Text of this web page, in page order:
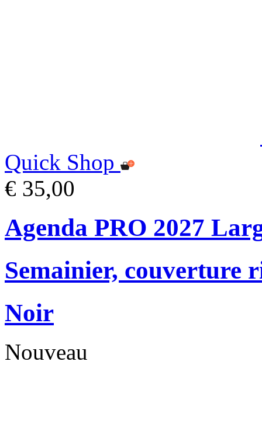
Quick Shop
€ 35,00
Agenda PRO 2027
Semainier, couverture
Noir
Nouveau